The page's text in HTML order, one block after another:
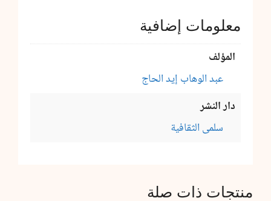
معلومات إضافية
المؤلف
عبد الوهاب إيد الحاج
دار النشر
سلمى الثقافية
منتجات ذات صلة